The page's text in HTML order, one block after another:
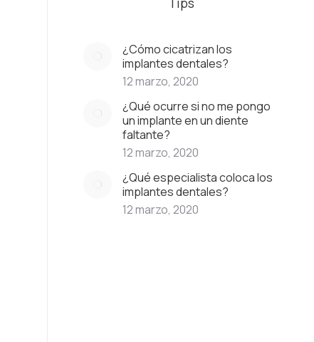
¿Cómo cicatrizan los
implantes dentales?
12 marzo, 2020
¿Qué ocurre si no me pongo
un implante en un diente
faltante?
12 marzo, 2020
¿Qué especialista coloca los
implantes dentales?
12 marzo, 2020